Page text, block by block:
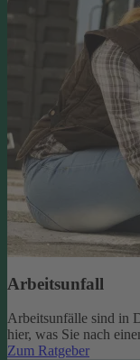
Arbeitsunfall
Arbeitsunfälle sind in
hier, was Sie nach
Zum Ratgeber